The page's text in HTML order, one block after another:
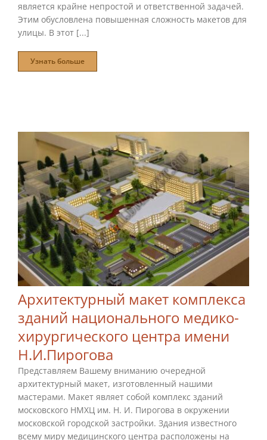
является крайне непростой и ответственной задачей.
Этим обусловлена повышенная сложность макетов для
улицы. В этот [...]
Узнать больше
Архитектурный макет комплекса зданий
национального медико-хирургического
центра имени Н.И.Пирогова
Архитектурный макет комплекса
зданий национального медико-
хирургического центра имени
Н.И.Пирогова
Представляем Вашему вниманию очередной
архитектурный макет, изготовленный нашими
мастерами. Макет являет собой комплекс зданий
московского НМХЦ им. Н. И. Пирогова в окружении
московской городской застройки. Здания известного
всему миру медицинского центра расположены на